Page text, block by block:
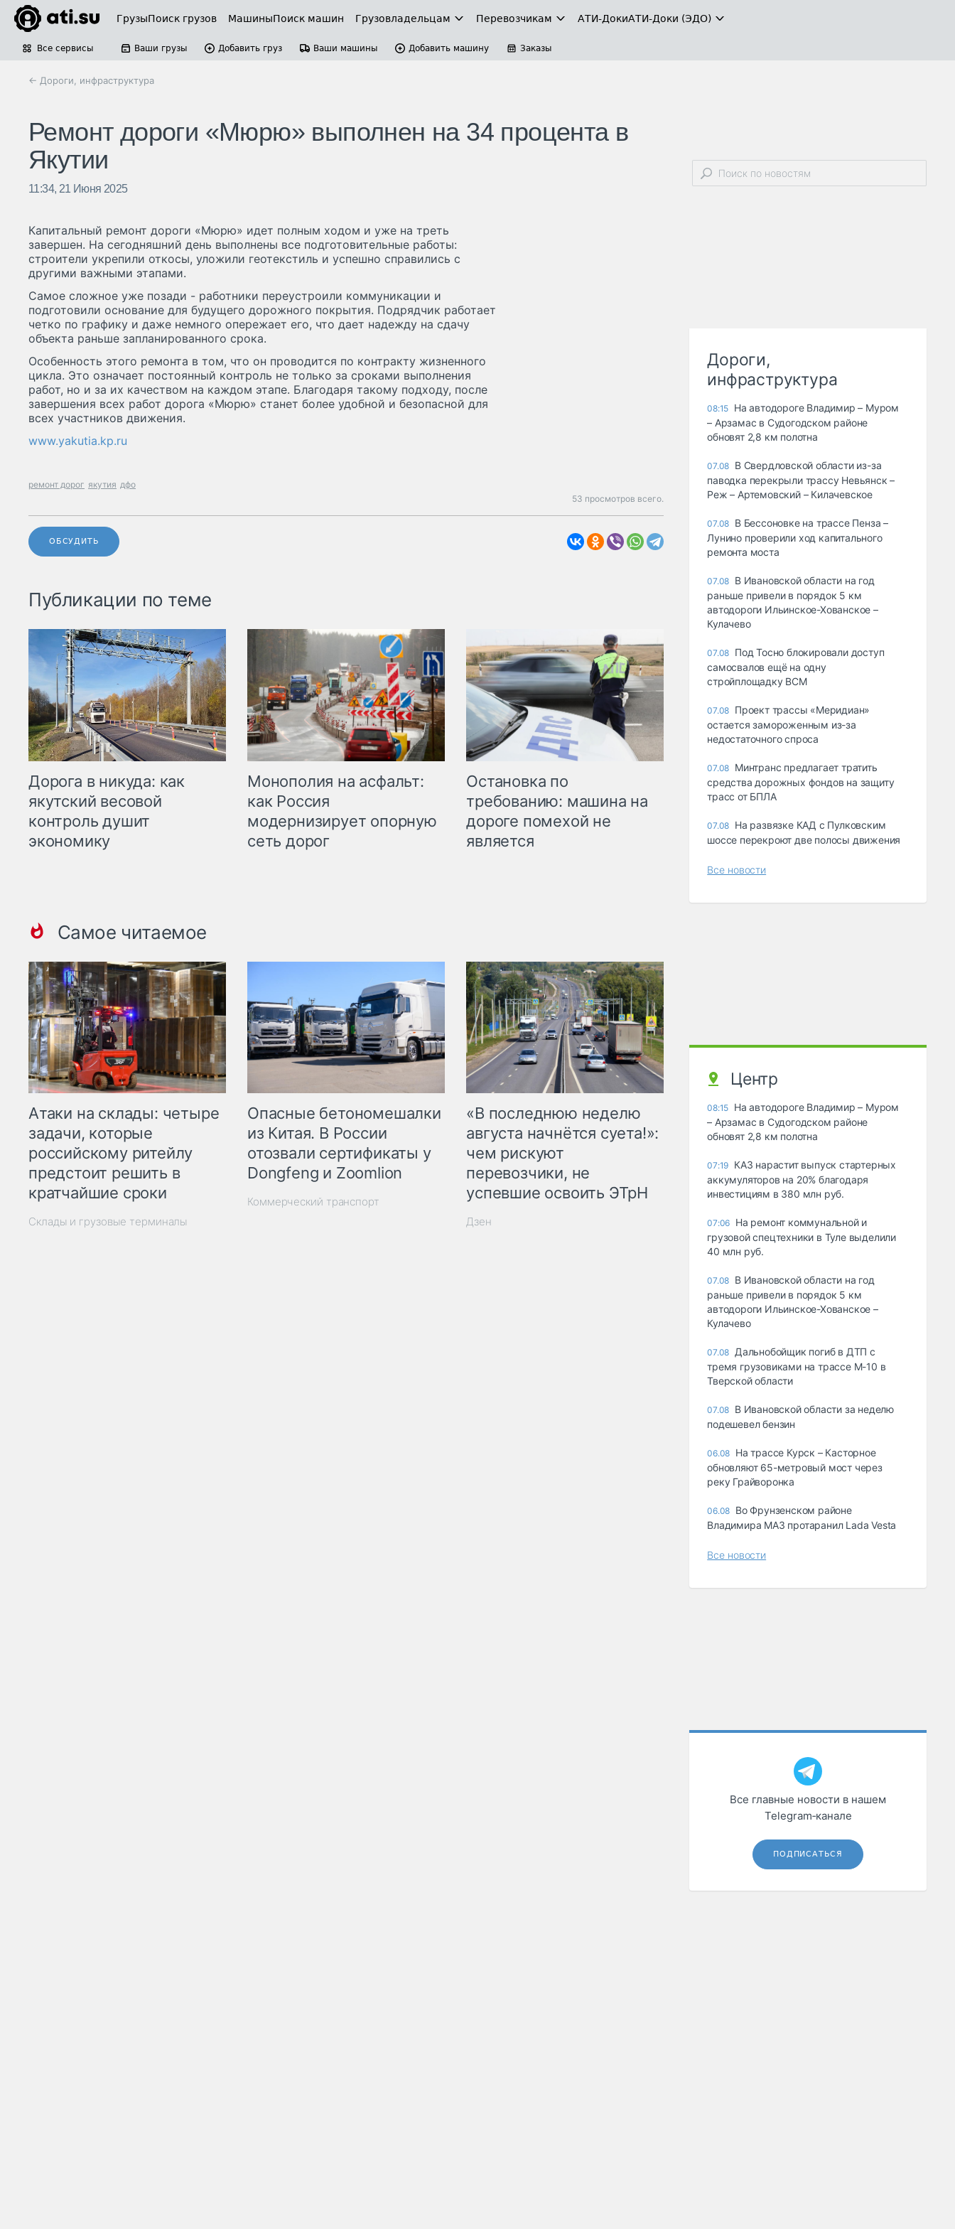
ГрузыПоиск грузов МашиныПоиск машин Грузовладельцам Перевозчикам АТИ-ДокиАТИ-Доки (ЭДО)
Все сервисы Ваши грузы Добавить груз Ваши машины Добавить машину Заказы
← Дороги, инфраструктура
Ремонт дороги «Мюрю» выполнен на 34 процента в
Якутии
11:34, 21 Июня 2025
Капитальный ремонт дороги «Мюрю» идет полным ходом и уже на треть
завершен. На сегодняшний день выполнены все подготовительные работы:
строители укрепили откосы, уложили геотекстиль и успешно справились с
другими важными этапами.
Самое сложное уже позади - работники переустроили коммуникации и
подготовили основание для будущего дорожного покрытия. Подрядчик работает
четко по графику и даже немного опережает его, что дает надежду на сдачу
объекта раньше запланированного срока.
Особенность этого ремонта в том, что он проводится по контракту жизненного
цикла. Это означает постоянный контроль не только за сроками выполнения
работ, но и за их качеством на каждом этапе. Благодаря такому подходу, после
завершения всех работ дорога «Мюрю» станет более удобной и безопасной для
всех участников движения.
www.yakutia.kp.ru
ремонт дорог якутия дфо
53 просмотров всего.
ОБСУДИТЬ
Публикации по теме
Дорога в никуда: как
якутский весовой
контроль душит
экономику
Монополия на асфальт:
как Россия
модернизирует опорную
сеть дорог
Остановка по
требованию: машина на
дороге помехой не
является
Самое читаемое
Атаки на склады: четыре
задачи, которые
российскому ритейлу
предстоит решить в
кратчайшие сроки
Склады и грузовые терминалы
Опасные бетономешалки
из Китая. В России
отозвали сертификаты у
Dongfeng и Zoomlion
Коммерческий транспорт
«В последнюю неделю
августа начнётся суета!»:
чем рискуют
перевозчики, не
успевшие освоить ЭТрН
Дзен
Дороги,
инфраструктура
08:15 На автодороге Владимир – Муром
– Арзамас в Судогодском районе
обновят 2,8 км полотна
07.08 В Свердловской области из-за
паводка перекрыли трассу Невьянск –
Реж – Артемовский – Килачевское
07.08 В Бессоновке на трассе Пенза –
Лунино проверили ход капитального
ремонта моста
07.08 В Ивановской области на год
раньше привели в порядок 5 км
автодороги Ильинское-Хованское –
Кулачево
07.08 Под Тосно блокировали доступ
самосвалов ещё на одну
стройплощадку ВСМ
07.08 Проект трассы «Меридиан»
остается замороженным из-за
недостаточного спроса
07.08 Минтранс предлагает тратить
средства дорожных фондов на защиту
трасс от БПЛА
07.08 На развязке КАД с Пулковским
шоссе перекроют две полосы движения
Все новости
Центр
08:15 На автодороге Владимир – Муром
– Арзамас в Судогодском районе
обновят 2,8 км полотна
07:19 КАЗ нарастит выпуск стартерных
аккумуляторов на 20% благодаря
инвестициям в 380 млн руб.
07:06 На ремонт коммунальной и
грузовой спецтехники в Туле выделили
40 млн руб.
07.08 В Ивановской области на год
раньше привели в порядок 5 км
автодороги Ильинское-Хованское –
Кулачево
07.08 Дальнобойщик погиб в ДТП с
тремя грузовиками на трассе М-10 в
Тверской области
07.08 В Ивановской области за неделю
подешевел бензин
06.08 На трассе Курск – Касторное
обновляют 65-метровый мост через
реку Грайворонка
06.08 Во Фрунзенском районе
Владимира МАЗ протаранил Lada Vesta
Все новости
Все главные новости в нашем
Telegram‑канале
ПОДПИСАТЬСЯ